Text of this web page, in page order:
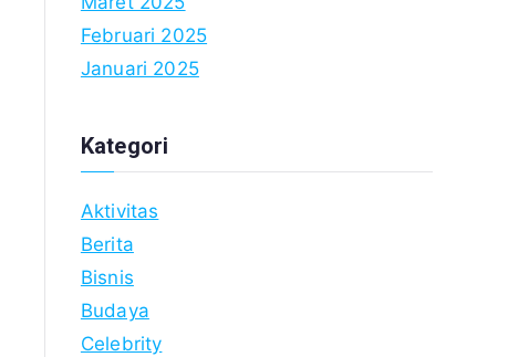
Februari 2025
Januari 2025
Kategori
Aktivitas
Berita
Bisnis
Budaya
Celebrity